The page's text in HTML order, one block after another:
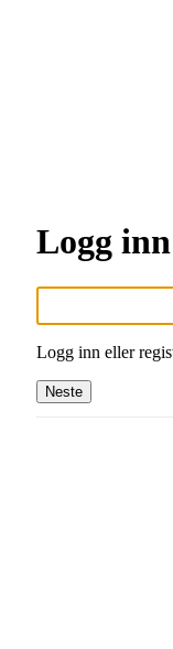
Logg
Logg inn eller
Neste